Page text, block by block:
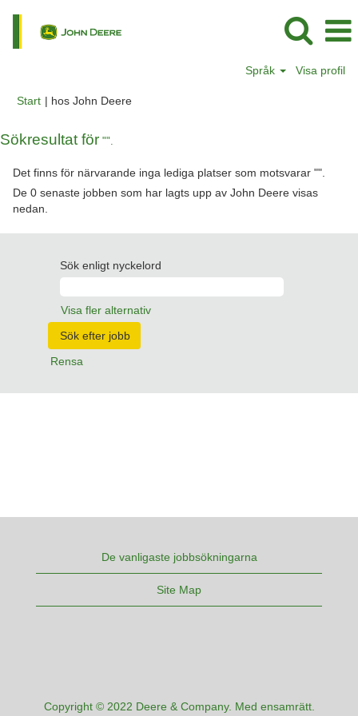
Språk Visa profil
Start | hos John Deere(aktuell
Sökresultat för "".
Det finns för närvarande inga lediga platser som motsvarar "".
De 0 senaste jobben som har lagts upp av John Deere visas
nedan.
Sök enligt nyckelord
Visa fler alternativ
Rensa
De vanligaste jobbsökningarna
Site Map
Copyright © 2022 Deere & Company. Med ensamrätt.